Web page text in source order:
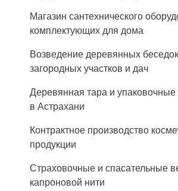
Магазин сантехнического
комплектующих для дома
Возведение деревянных
загородных участков и дач
Деревянная тара и
в Астрахани
Контрактное производство
продукции
Страховочные и спасательные
капроновой нити